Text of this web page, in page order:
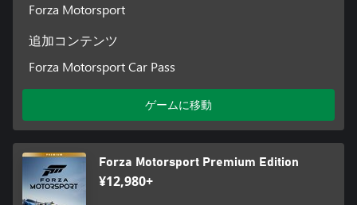
Forza Motorsport
追加コンテンツ
Forza Motorsport Car Pass
ゲームに移動
Forza Motorsport Premium Edition
¥12,980+